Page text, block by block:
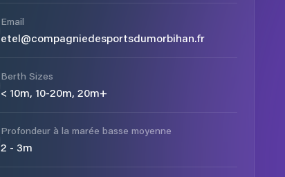
Email
etel@compagniedesportsdumorbihan.fr
Berth Sizes
< 10m, 10-20m, 20m+
Profondeur à la marée basse moyenne
2 - 3m